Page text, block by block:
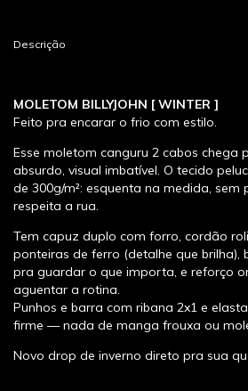
Descrição
MOLETOM BILLYJOHN [ WINTER ]
Feito pra encarar o frio com estilo.
Esse moletom canguru 2 cabos
absurdo, visual imbatível. O tecido
de 300g/m²: esquenta na medida, sem
respeita a rua.
Tem capuz duplo com forro, cordão
ponteiras de ferro (detalhe que brilha),
pra guardar o que importa, e reforço
aguentar a rotina.
Punhos e barra com ribana 2x1 e
firme — nada de manga frouxa ou
Novo drop de inverno direto pra sua